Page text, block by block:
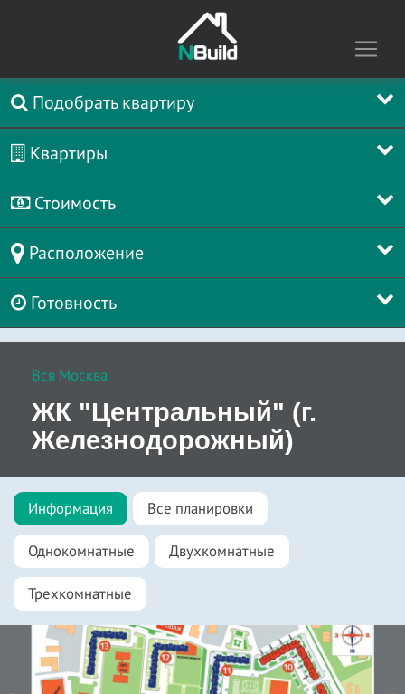
Подобрать квартиру
Квартиры
Стоимость
Расположение
Готовность
Вся Москва
ЖК "Центральный" (г.
Железнодорожный)
Информация Все планировки
Однокомнатные Двухкомнатные
Трехкомнатные